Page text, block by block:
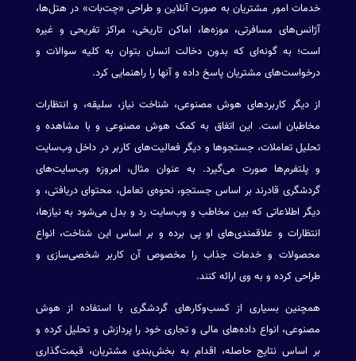
خدمات امور مشتریان به صورت آنلاین و طراحی «چت‌بات» در هتل‌ها،
آژانس‌های مسافرتی، موزه‌ها، اماکن تاریخی، مراکز تفریحی و غیره
است؛ به گونه‌ای که بدون دخالت انسان بتوان به کلیه سوالات و
درخواست‌های مشتریان پاسخ داده و آنها را راهنمایی کرد.
از دیگر کاربردهای هوش مصنوعی، شناخت نیاز، سلیقه، و انتظارات
مخاطبان است. این اتفاق به کمک هوش مصنوعی و با مشاهده و
تحلیل تعاملات، جستجوها و دیگر فعالیت‌های کاربر در داخل وب‌سایت
و پلتفرم‌ها صورت می‌گیرد. به عنوان مثال، امروزه وب‌سایت‌های
گردشگری قادرند بر اساس جستجو، نحوه‌ی تعامل، محتوای دریافتی، و
دیگر اطلاعاتی که بین مخاطب و وب‌سایت رد و بدل می‌شود به نیازها،
انتظارات و علاقمندی‌های او پی برده و بر اساس این شناخت، انواع
محصولات و خدمات جذاب را مخصوص آن کاربر شخصی‌سازی و
طراحی کرده و به وی ارائه کنند.
همچنین بسیاری از کسب‌وکارهای گردشگری با استفاده از هوش
مصنوعی، انواع داده‌های مالی و تجاری خود را پردازش و تحلیل کرده و
بر اساس نتایج حاصله، اقدام به بخش‌بندی مشتریان، قیمت‌گذاری